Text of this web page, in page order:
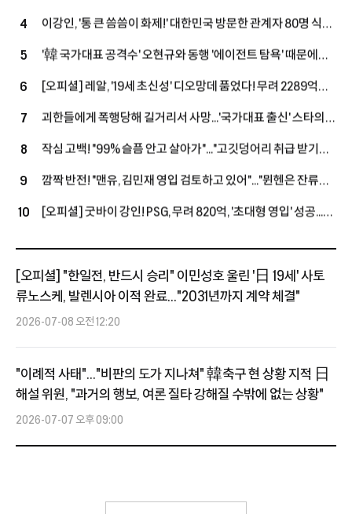
4
이강인, '통 큰 씀씀이 화제!' 대한민국 방문한 관계자 80명 식사
대접 한다...西 매체 "LEE, 아틀레티코 마드리드 마음 훔치고
있다" 호평
5
'韓 국가대표 공격수' 오현규와 동행 '에이전트 탐욕' 때문에
6
[오피셜] 레알, '19세 초신성' 디오망데 품었다! 무려 2289억
공격진' 구축
7
괴한들에게 폭행당해 길거리서 사망...'국가대표 출신' 스타의
축구계
8
작심 고백! "99% 슬픔 안고 살아가"..."고깃덩어리 취급 받기도
9
깜짝 반전! "맨유, 김민재 영입 검토하고 있어"..."뮌헨은 잔류로
10
[오피셜] 굿바이 강인! PSG, 무려 820억, '초대형 영입' 성공...
대체 유력'
[오피셜] "한일전, 반드시 승리" 이민성호 울린 '日 19세' 사토
류노스케, 발렌시아 이적 완료..."2031년까지 계약 체결"
2026-07-08 오전 12:20
"이례적 사태"..."비판의 도가 지나쳐" 韓축구 현 상황 지적 日
해설 위원, "과거의 행보, 여론 질타 강해질 수밖에 없는 상황"
2026-07-07 오후 09:00